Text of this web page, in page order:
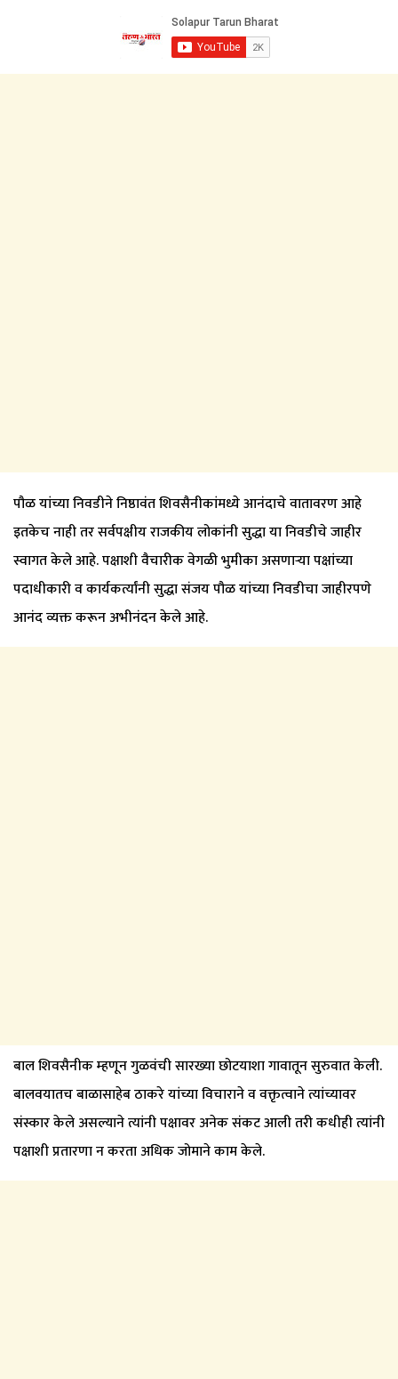
पौळ यांच्या निवडीने निष्ठावंत शिवसैनीकांमध्ये आनंदाचे वातावरण आहे
इतकेच नाही तर सर्वपक्षीय राजकीय लोकांनी सुद्धा या निवडीचे जाहीर
स्वागत केले आहे. पक्षाशी वैचारीक वेगळी भुमीका असणाऱ्या पक्षांच्या
पदाधीकारी व कार्यकर्त्यांनी सुद्धा संजय पौळ यांच्या निवडीचा जाहीरपणे
आनंद व्यक्त करून अभीनंदन केले आहे.
बाल शिवसैनीक म्हणून गुळवंची सारख्या छोटयाशा गावातून सुरुवात केली.
बालवयातच बाळासाहेब ठाकरे यांच्या विचाराने व वक्तृत्वाने त्यांच्यावर
संस्कार केले असल्याने त्यांनी पक्षावर अनेक संकट आली तरी कधीही त्यांनी
पक्षाशी प्रतारणा न करता अधिक जोमाने काम केले.